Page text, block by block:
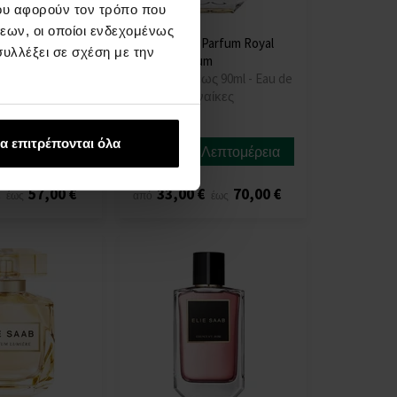
αφορούν τον τρόπο που
οι οποίοι ενδεχομένως
σε σχέση με την
επιτρέπονται όλα
de Parfum
έως57,00 €
Elie Saab Le Parfum Royal
Eau de Parfum
Από 30ml - έως 90ml - Eau de
Parfum - Γυναίκες
Λεπτομέρεια
από33,00 € έως 70,00 €